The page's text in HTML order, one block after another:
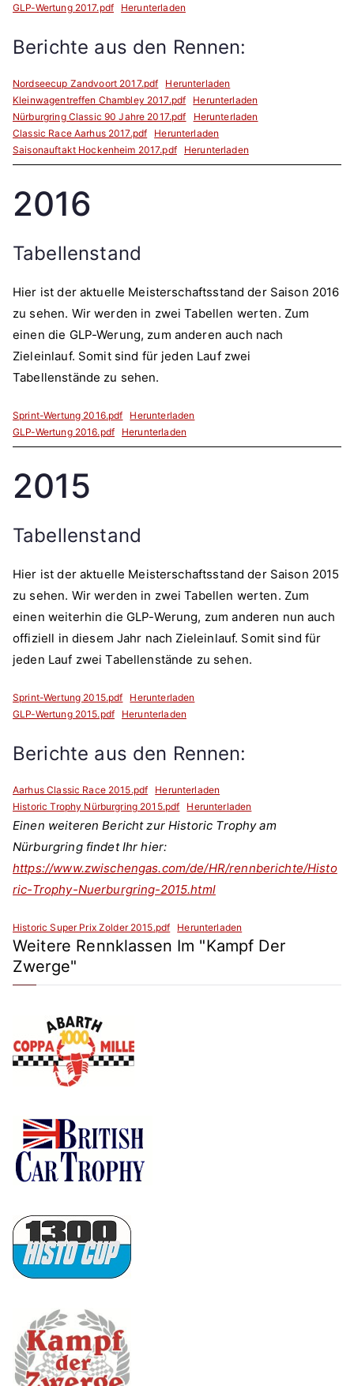
GLP-Wertung 2017.pdf
Herunterladen
Berichte aus den Rennen:
Nordseecup Zandvoort 2017.pdf
Herunterladen
Kleinwagentreffen Chambley 2017.pdf
Herunterladen
Nürburgring Classic 90 Jahre 2017.pdf
Herunterladen
Classic Race Aarhus 2017.pdf
Herunterladen
Saisonauftakt Hockenheim 2017.pdf
Herunterladen
2016
Tabellenstand
Hier ist der aktuelle Meisterschaftsstand der Saison 2016
zu sehen. Wir werden in zwei Tabellen werten. Zum
einen die GLP-Werung, zum anderen auch nach
Zieleinlauf. Somit sind für jeden Lauf zwei
Tabellenstände zu sehen.
Sprint-Wertung 2016.pdf
Herunterladen
GLP-Wertung 2016.pdf
Herunterladen
2015
Tabellenstand
Hier ist der aktuelle Meisterschaftsstand der Saison 2015
zu sehen. Wir werden in zwei Tabellen werten. Zum
einen weiterhin die GLP-Werung, zum anderen nun auch
offiziell in diesem Jahr nach Zieleinlauf. Somit sind für
jeden Lauf zwei Tabellenstände zu sehen.
Sprint-Wertung 2015.pdf
Herunterladen
GLP-Wertung 2015.pdf
Herunterladen
Berichte aus den Rennen:
Aarhus Classic Race 2015.pdf
Herunterladen
Historic Trophy Nürburgring 2015.pdf
Herunterladen
Einen weiteren Bericht zur Historic Trophy am
Nürburgring findet Ihr hier:
https://www.zwischengas.com/de/HR/rennberichte/Histo
ric-Trophy-Nuerburgring-2015.html
Historic Super Prix Zolder 2015.pdf Herunterladen
Weitere Rennklassen Im "Kampf Der
Zwerge"